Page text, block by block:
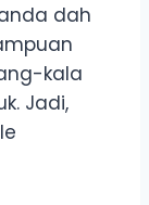
dah
kala
Jadi,